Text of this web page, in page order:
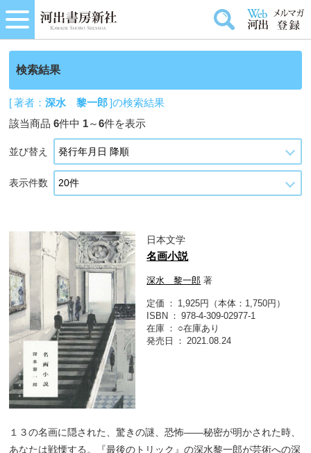
検索結果
[ 著者：深水 黎一郎]の検索結果
該当商品6件中 1～6件を表示
並び替え
表示件数
日本文学
名画小説
深水 黎一郎 著
定価
1,925円（本体：1,750円）
ISBN
978-4-309-02977-1
在庫
○在庫あり
発売日
2021.08.24
１３の名画に隠された、驚きの謎、恐怖――秘密が明かされた時、
あなたは戦慄する。『最後のトリック』の深水黎一郎が芸術への深